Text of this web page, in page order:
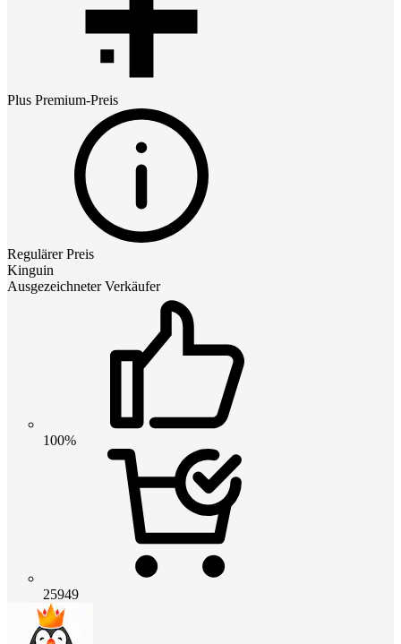
Plus Premium-Preis
Regulärer Preis
Kinguin
Ausgezeichneter Verkäufer
100%
25949